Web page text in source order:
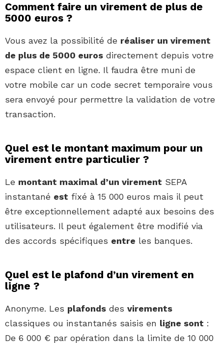
Comment faire un virement de plus de
5000 euros ?
Vous avez la possibilité de réaliser un virement
de plus de 5000 euros directement depuis votre
espace client en ligne. Il faudra être muni de
votre mobile car un code secret temporaire vous
sera envoyé pour permettre la validation de votre
transaction.
Quel est le montant maximum pour un
virement entre particulier ?
Le montant maximal d’un virement SEPA
instantané est fixé à 15 000 euros mais il peut
être exceptionnellement adapté aux besoins des
utilisateurs. Il peut également être modifié via
des accords spécifiques entre les banques.
Quel est le plafond d’un virement en
ligne ?
Anonyme. Les plafonds des virements
classiques ou instantanés saisis en ligne sont :
De 6 000 € par opération dans la limite de 10 000